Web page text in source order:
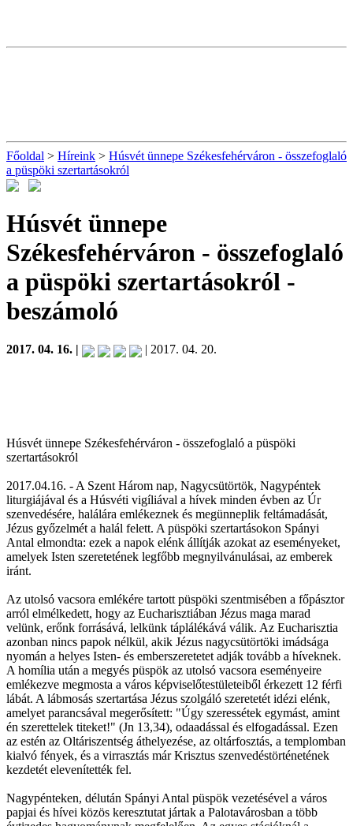
Főoldal > Híreink > Húsvét ünnepe Székesfehérváron - összefoglaló
a püspöki szertartásokról
Húsvét ünnepe
Székesfehérváron - összefoglaló
a püspöki szertartásokról -
beszámoló
2017. 04. 16. | | 2017. 04. 20.
Húsvét ünnepe Székesfehérváron - összefoglaló a püspöki
szertartásokról
2017.04.16. - A Szent Három nap, Nagycsütörtök, Nagypéntek
liturgiájával és a Húsvéti vigíliával a hívek minden évben az Úr
szenvedésére, halálára emlékeznek és megünneplik feltámadását,
Jézus győzelmét a halál felett. A püspöki szertartásokon Spányi
Antal elmondta: ezek a napok elénk állítják azokat az eseményeket,
amelyek Isten szeretetének legfőbb megnyilvánulásai, az emberek
iránt.
Az utolsó vacsora emlékére tartott püspöki szentmisében a főpásztor
arról elmélkedett, hogy az Eucharisztiában Jézus maga marad
velünk, erőnk forrásává, lelkünk táplálékává válik. Az Eucharisztia
azonban nincs papok nélkül, akik Jézus nagycsütörtöki imádsága
nyomán a helyes Isten- és emberszeretetet adják tovább a híveknek.
A homília után a megyés püspök az utolsó vacsora eseményeire
emlékezve megmosta a város képviselőtestületeiből érkezett 12 férfi
lábát. A lábmosás szertartása Jézus szolgáló szeretetét idézi elénk,
amelyet parancsával megerősített: "Úgy szeressétek egymást, amint
én szerettelek titeket!" (Jn 13,34), odaadással és elfogadással. Ezen
az estén az Oltáriszentség áthelyezése, az oltárfosztás, a templomban
kialvó fények, és a virrasztás már Krisztus szenvedéstörténetének
kezdetét elevenítették fel.
Nagypénteken, délután Spányi Antal püspök vezetésével a város
papjai és hívei közös keresztutat jártak a Palotavárosban a több